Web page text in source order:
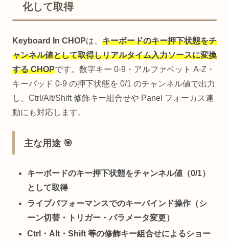
化して取得
Keyboard In CHOPは、 キーボードのキー押下状態をチ
ャンネル値として取得しリアルタイム入力ソースに変換
する CHOPです。数字キー 0-9・アルファベット A-Z・
キーパッド 0-9 の押下状態を 0/1 のチャンネル値で出力
し、Ctrl/Alt/Shift 修飾キー組合せや Panel フォーカス連
動にも対応します。
主な用途 🎯
キーボードのキー押下状態をチャンネル値（0/1）
として取得
ライブパフォーマンスでのキーバインド操作（シ
ーン切替・トリガー・パラメータ変更）
Ctrl・Alt・Shift 等の修飾キー組合せによるショー